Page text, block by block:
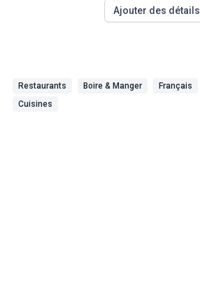
Ajouter des détails
Restaurants Boire & Manger Français
Cuisines